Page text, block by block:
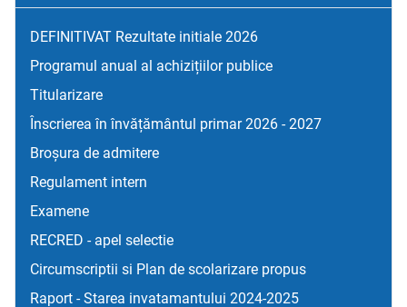
DEFINITIVAT Rezultate initiale 2026
Programul anual al achizițiilor publice
Titularizare
Înscrierea în învățământul primar 2026 - 2027
Broșura de admitere
Regulament intern
Examene
RECRED - apel selectie
Circumscriptii si Plan de scolarizare propus
Raport - Starea invatamantului 2024-2025